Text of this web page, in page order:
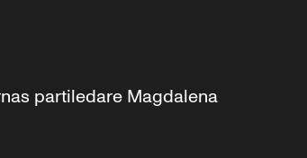
partiledare Magdalena